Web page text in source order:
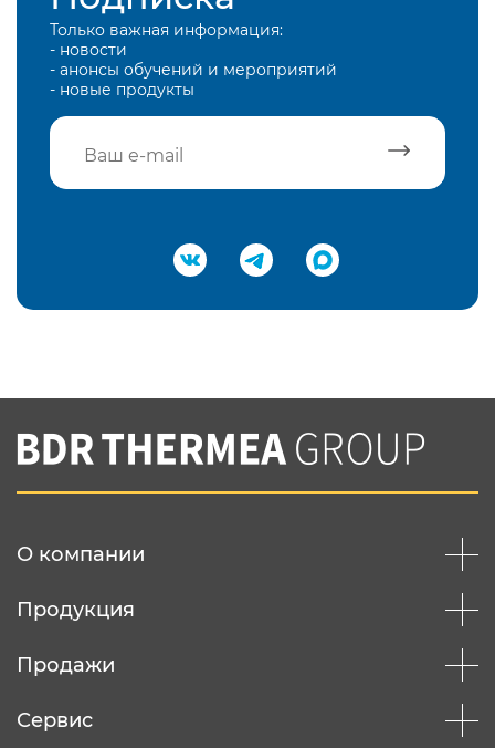
Только важная информация:
- новости
- анонсы обучений и мероприятий
- новые продукты
Подтвердить e-mail
Вы соглашаетесь с нашей политикой
конфеденциальности
О компании
Продукция
Продажи
Сервис